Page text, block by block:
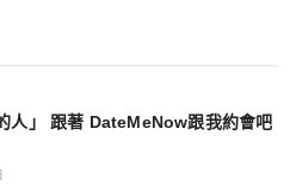
人」 跟著 DateMeNow跟我約會吧